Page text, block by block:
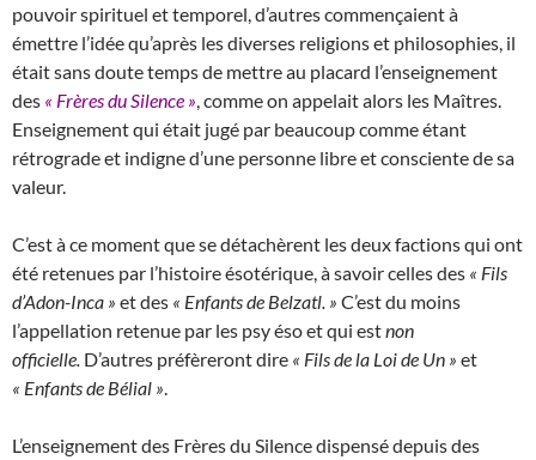
pouvoir spirituel et temporel, d’autres commençaient à
émettre l’idée qu’après les diverses religions et philosophies, il
était sans doute temps de mettre au placard l’enseignement
des « Frères du Silence » , comme on appelait alors les Maîtres.
Enseignement qui était jugé par beaucoup comme étant
rétrograde et indigne d’une personne libre et consciente de sa
valeur.
C’est à ce moment que se détachèrent les deux factions qui ont
été retenues par l’histoire ésotérique, à savoir celles des « Fils
d’Adon-Inca » et des « Enfants de Belzatl. » C’est du moins
l’appellation retenue par les psy éso et qui estnon
officielle. D’autres préfèreront dire « Fils de la Loi de Un » et
« Enfants de Bélial »
L’enseignement des Frères du Silence dispensé depuis des